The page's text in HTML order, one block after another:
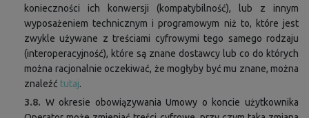
konieczności ich konwersji (kompatybilność), lub z innym
wyposażeniem technicznym i programowym niż to, które jest
zwykle używane z treściami cyfrowymi tego samego rodzaju
(interoperacyjność), które są znane dostawcy lub co do których
można racjonalnie oczekiwać, że mogłyby być mu znane, można
znaleźć tutaj.
3.8. W okresie obowiązywania Umowy o koncie użytkownika